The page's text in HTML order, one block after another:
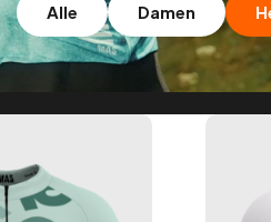
Alle Damen